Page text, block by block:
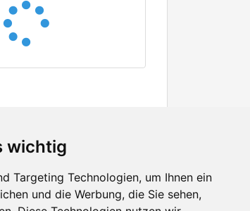
wichtig
Targeting Technologien, um Ihnen ein
und die Werbung, die Sie sehen,
Facebook